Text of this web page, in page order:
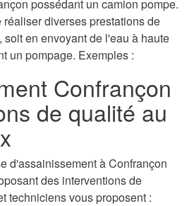
possédant un camion pompe.
diverses prestations de
en envoyant de l'eau à haute
un pompage. Exemples :
Confrançon
de qualité au
d'assainissement à Confrançon
des interventions de
techniciens vous proposent :